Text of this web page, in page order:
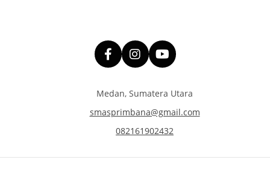
Medan, Sumatera Utara
smasprimbana@gmail.com
082161902432